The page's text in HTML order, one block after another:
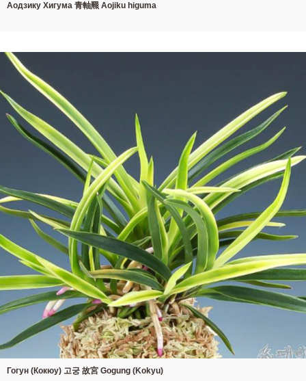
Аодзику Хигума 青軸羆 Aojiku higuma
Гогун (Кокюу) 고궁 故宮 Gogung (Kokyu)